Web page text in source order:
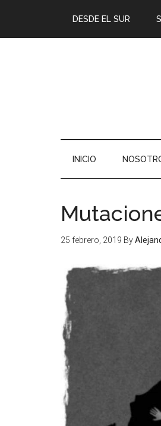
DESDE EL SUR
INICIO
25 febrero, 2019 By